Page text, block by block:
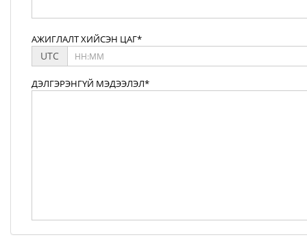
АЖИГЛАЛТ ХИЙСЭН ЦАГ*
UTC
ДЭЛГЭРЭНГҮЙ МЭДЭЭЛЭЛ*